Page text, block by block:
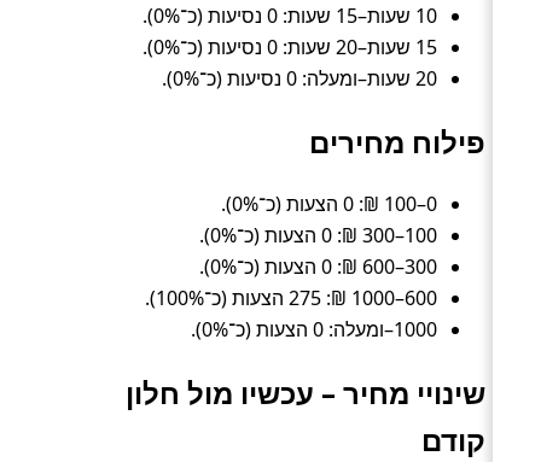
10 שעות–15 שעות: 0 נסיעות (כ־0%).
15 שעות–20 שעות: 0 נסיעות (כ־0%).
20 שעות–ומעלה: 0 נסיעות (כ־0%).
פילוח מחירים
0–100 ₪: 0 הצעות (כ־0%).
100–300 ₪: 0 הצעות (כ־0%).
300–600 ₪: 0 הצעות (כ־0%).
600–1000 ₪: 275 הצעות (כ־100%).
1000–ומעלה: 0 הצעות (כ־0%).
שינויי מחיר – עכשיו מול חלון
קודם